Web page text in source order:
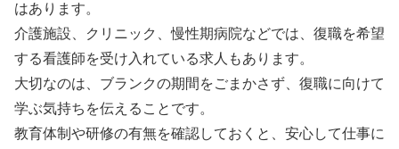
はあります。
介護施設、クリニック、慢性期病院などでは、復職を希望
する看護師を受け入れている求人もあります。
大切なのは、ブランクの期間をごまかさず、復職に向けて
学ぶ気持ちを伝えることです。
教育体制や研修の有無を確認しておくと、安心して仕事に